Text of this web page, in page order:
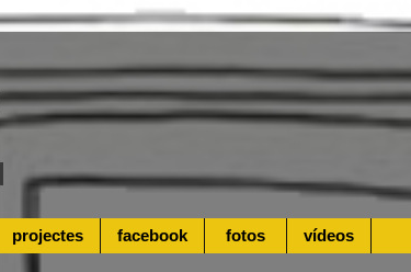
projectes facebook fotos vídeos